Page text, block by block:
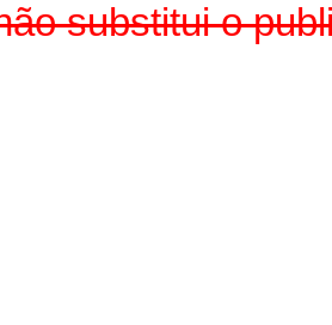
substitui o